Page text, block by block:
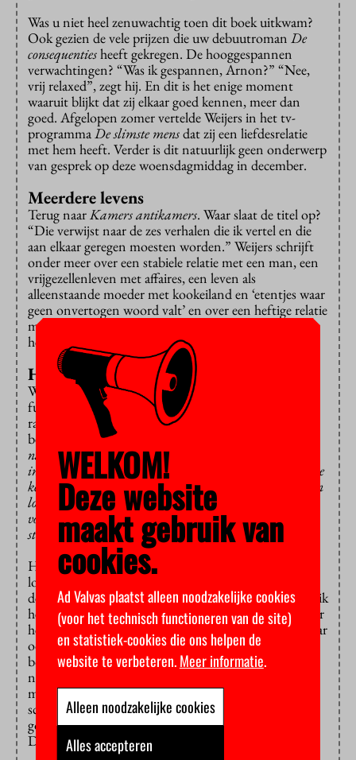
Was u niet heel zenuwachtig toen dit boek uitkwam?
Ook gezien de vele prijzen die uw debuutroman De
consequentiesheeft gekregen. De hooggespannen
verwachtingen? “Was ik gespannen, Arnon?” “Nee,
vrij relaxed”, zegt hij. En dit is het enige moment
waaruit blijkt dat zij elkaar goed kennen, meer dan
goed. Afgelopen zomer vertelde Weijers in het tv-
programma De slimste mensdat zij een liefdesrelatie
met hem heeft. Verder is dit natuurlijk geen onderwerp
van gesprek op deze woensdagmiddag in december.
Meerdere levens
Terug naar Kamers antikamers. Waar slaat de titel op?
“Die verwijst naar de zes verhalen die ik vertel en die
aan elkaar geregen moesten worden.” Weijers schrijft
onder meer over een stabiele relatie met een man, een
vrijgezellenleven met affaires, een leven als
alleenstaande moeder met kookeiland en ‘etentjes waar
geen onvertogen woord valt’ en over een heftige relatie
met een vrouw, in wie we duidelijk
herkennen.
Het personage M
Waarom noem je haar M in het boek? “Omdat M
fungeert als instrument: een extern geweten, een
raadgever die het doen en laten van de verteller
becommentarieert.” Zoals bijvoorbeeld: ‘
naar buiten, zei M. Neem een hond. […] Ga het park
in. Loop een rondje. Je kunt niet de hele dag in die koude
keuken van je koffiebonen staan malen en naar je buren
loeren. Er moet iets gebeuren, die mensen hebben je niet
voor niets dat huis gegeven. Straks ben je veertig en nog
steeds veelbelovend.’
Het is best verwarrend dat je verhalen zo door elkaar
lopen. Waarom kies je daarvoor? “In dit boek sijpelen
de werkelijkheden inderdaad in elkaar door, dat wilde ik
heel graag. Denk aan tektonische platen die over elkaar
heen schuiven. Daarmee wil ik de lezer verwarren, maar
ook genoeg houvast geven om te denken: ik stap aan
boord en ga mee. Het verhaal dat ik vertel neem ik
nooit voor lief, ik wil het onderzoeken. Dat is
misschien een gebrek aan mijn kant van het
schrijverschap. En tegelijkertijd gaan de boeken die ik
goed vind over wat het is om een verhaal te vertellen.
Daar zal ik nooit aan ontsnappen.”
WELKOM!
Deze website
maakt gebruik van
cookies.
Ad Valvas plaatst alleen noodzakelijke cookies
(voor het technisch functioneren van de site)
en statistiek-cookies die ons helpen de
website te verbeteren.Meer informatie.
Alleen noodzakelijke cookies
Alles accepteren